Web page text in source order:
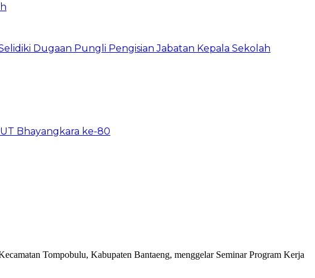
Dugaan Pungli Pengisian Jabatan Kepala Sekolah
Bhayangkara ke-80